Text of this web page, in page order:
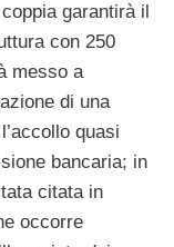
garantirà il
con 250
messo a
di una
quasi
bancaria; in
citata in
occorre